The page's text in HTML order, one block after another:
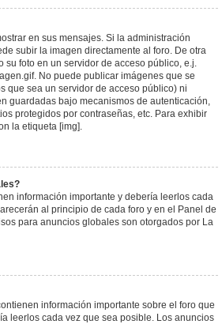
en sus mensajes. Si la administración
subir la imagen directamente al foro. De otra
su foto en un servidor de acceso público, e.j.
No puede publicar imágenes que se
que sea un servidor de acceso público) ni
guardadas bajo mecanismos de autenticación,
protegidos por contraseñas, etc. Para exhibir
la etiqueta [img].
información importante y debería leerlos cada
al principio de cada foro y en el Panel de
para anuncios globales son otorgados por La
información importante sobre el foro que
leerlos cada vez que sea posible. Los anuncios